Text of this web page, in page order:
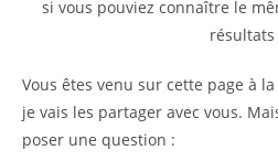
si vous pouviez connaître le
résultats
Vous êtes venu sur cette page à
je vais les partager avec vous.
poser une question :